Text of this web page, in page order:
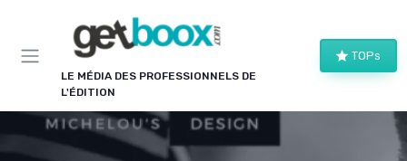
LE MÉDIA DES PROFESSIONNELS DE
L'ÉDITION
TOPs